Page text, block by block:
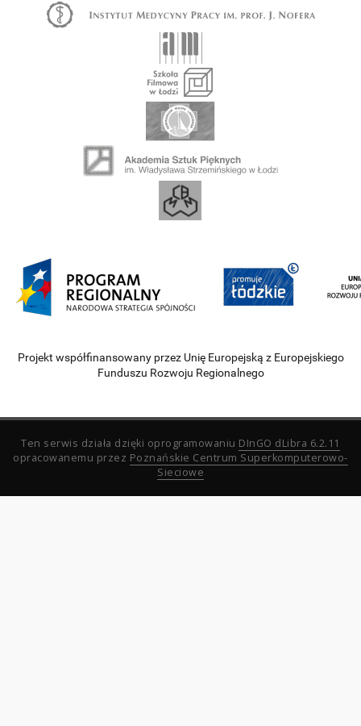
Projekt współfinansowany przez Unię Europejską z Europejskiego
Funduszu Rozwoju Regionalnego
Ten serwis działa dzięki oprogramowaniu DInGO dLibra 6.2.11
opracowanemu przez Poznańskie Centrum Superkomputerowo-
Sieciowe